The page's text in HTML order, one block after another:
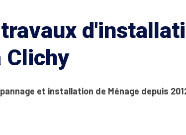
Clichy
et installation de Ménage depuis